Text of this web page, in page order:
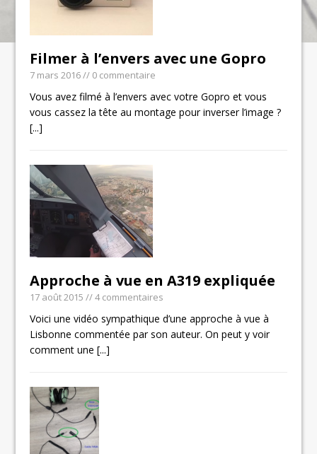
Filmer à l’envers avec une Gopro
7 mars 2016// 0 commentaire
Vous avez filmé à l’envers avec votre Gopro et vous
vous cassez la tête au montage pour inverser l’image ?
[...]
Approche à vue en A319 expliquée
17 août 2015 // 4 commentaires
Voici une vidéo sympathique d’une approche à vue à
Lisbonne commentée par son auteur. On peut y voir
comment une[...]